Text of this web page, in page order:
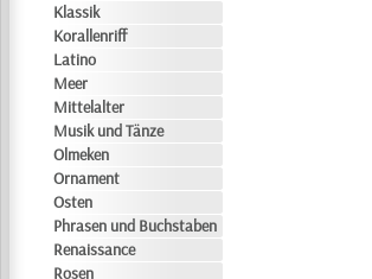
Klassik
Korallenriff
Latino
Meer
Mittelalter
Musik und Tänze
Olmeken
Ornament
Osten
Phrasen und Buchstaben
Renaissance
Rosen